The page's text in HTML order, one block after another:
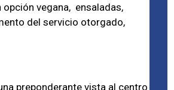
vegana, ensaladas,
del servicio otorgado,
preponderante vista al centro